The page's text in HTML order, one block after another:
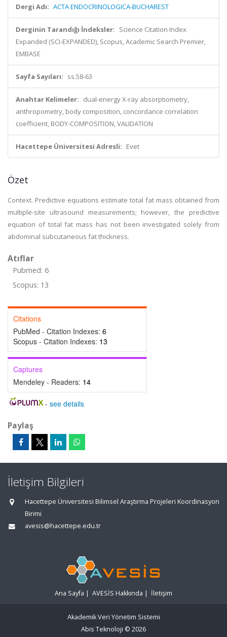
Dergi Adı: ACTA ENDOCRINOLOGICA-BUCHAREST
Derginin Tarandığı İndeksler: Science Citation Index
Expanded (SCI-EXPANDED), Scopus, Academic Search Premier,
EMBASE
Sayfa Sayıları: ss.58-63
Anahtar Kelimeler: dual-energy X-ray absorptiometry,
anthropometry, body composition, concordance correlation
coefficient, BODY-COMPOSITION, VALIDATION
Hacettepe Üniversitesi Adresli: Evet
Özet
Context. Predictive equations estimate total fat mass obtained from
multiple-site ultrasound measurements; however, the predictive
equation of total fat mass has not been investigated solely from
abdominal subcutaneous fat thickness.
Atıflar
Pubmed: 6
Scopus: 13
Citations
PubMed - Citation Indexes: 6
Scopus - Citation Indexes: 13
Captures
Mendeley - Readers: 14
- see details
Paylaş
İletişim Bilgileri
Hacettepe Üniversitesi Bilimsel Araştırma Projeleri Koordinasyon
Birimi
avesis@hacettepe.edu.tr
Ana Sayfa | AVESİS Hakkında | İletişim
Akademik Veri Yönetim Sistemi
Abis Teknoloji © 2026